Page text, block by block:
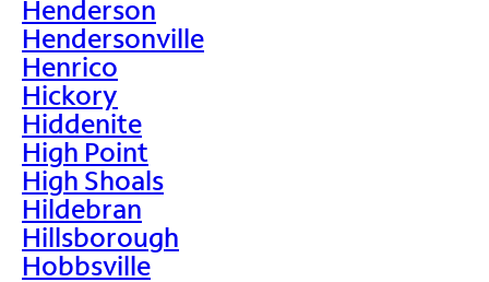
Henderson
Hendersonville
Henrico
Hickory
Hiddenite
High Point
High Shoals
Hildebran
Hillsborough
Hobbsville